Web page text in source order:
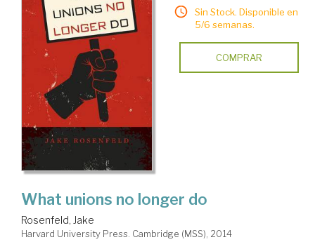
Sin Stock. Disponible en
5/6 semanas.
COMPRAR
What unions no longer do
Rosenfeld, Jake
Harvard University Press. Cambridge (MSS), 2014